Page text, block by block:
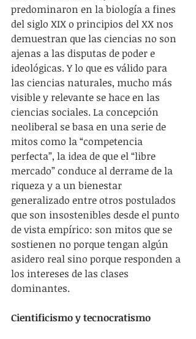
predominaron en la biología a fines
del siglo XIX o principios del XX nos
demuestran que las ciencias no son
ajenas a las disputas de poder e
ideológicas. Y lo que es válido para
las ciencias naturales, mucho más
visible y relevante se hace en las
ciencias sociales. La concepción
neoliberal se basa en una serie de
mitos como la “competencia
perfecta”, la idea de que el “libre
mercado” conduce al derrame de la
riqueza y a un bienestar
generalizado entre otros postulados
que son insostenibles desde el punto
de vista empírico: son mitos que se
sostienen no porque tengan algún
asidero real sino porque responden a
los intereses de las clases
dominantes.
Cientificismo y tecnocratismo